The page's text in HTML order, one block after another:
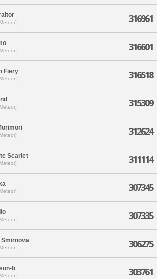
316961
316601
Fiery 316518
315309
312624
Scarlet 311114
307345
307335
306275
b 303761